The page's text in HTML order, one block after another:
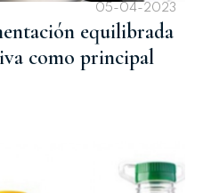
05-04-2023
equilibrada
como principal